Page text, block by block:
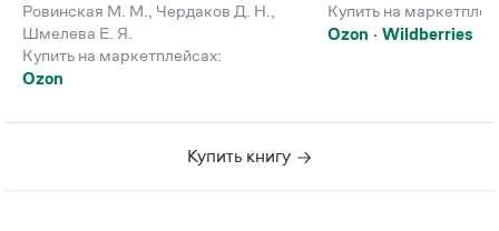
Ровинская М. М.
Чердаков Д. Н.
Шмелева Е. Я.
Купить на маркетплейсах:
Ozon
Купить на
Ozon
Wildberries
Купить книгу